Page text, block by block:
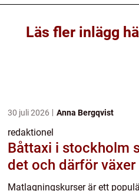
Läs fler inlägg
30 juli 2026 Anna Bergqvist
redaktionel
Båttaxi i stockholm så fungerar
det och därför
Matlagningskurser är ett